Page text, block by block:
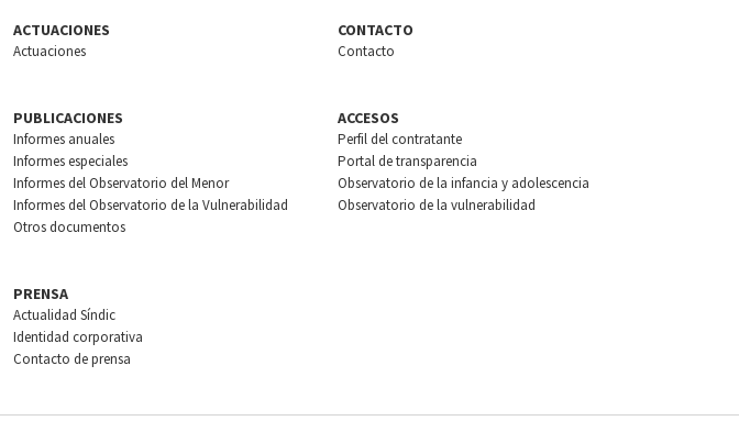
ACTUACIONES
Actuaciones
PUBLICACIONES
Informes anuales
Informes especiales
Informes del Observatorio del Menor
Informes del Observatorio de la Vulnerabilidad
Otros documentos
PRENSA
Actualidad Síndic
Identidad corporativa
Contacto de prensa
CONTACTO
Contacto
ACCESOS
Perfil del contratante
Portal de transparencia
Observatorio de la infancia y adolescencia
Observatorio de la vulnerabilidad